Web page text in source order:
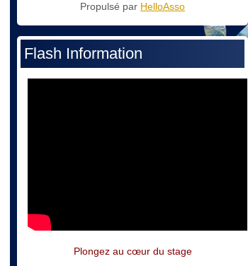
Propulsé par HelloAsso
Flash Information
Plongez au cœur du stage